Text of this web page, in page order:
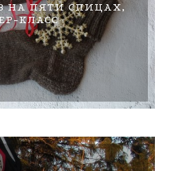
НА ПЯТИ СПИЦАХ,
КЛАСС